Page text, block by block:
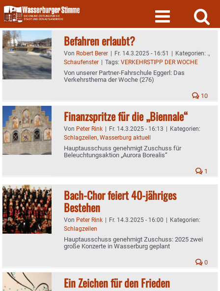
Skip
to
content
Befahren erlaubt?
Von Robert Berer | Fr. 14.3.2025 - 16:51 | Kategorien: .,
Schaufenster | Tags: VERKEHRSTIPP DER WOCHE
Von unserer Partner-Fahrschule Eggerl: Das
Verkehrsthema der Woche (276)
10
Finanzspritze für die „Biennale“
Von Peter Rink | Fr. 14.3.2025 - 16:13 | Kategorien:
Schlagzeilen, Wasserburg aktuell
Hauptausschuss genehmigt Zuschuss für
Beleuchtungsaktion „Aurora Borealis“
1
Bach-Chor feiert 40-jähriges
Bestehen
Von Peter Rink | Fr. 14.3.2025 - 16:00 | Kategorien:
Schlagzeilen
Hauptausschuss genehmigt Zuschuss: 2025 zwei
große Konzerte in Wasserburg geplant
0
Ein Zeichen für den Frieden